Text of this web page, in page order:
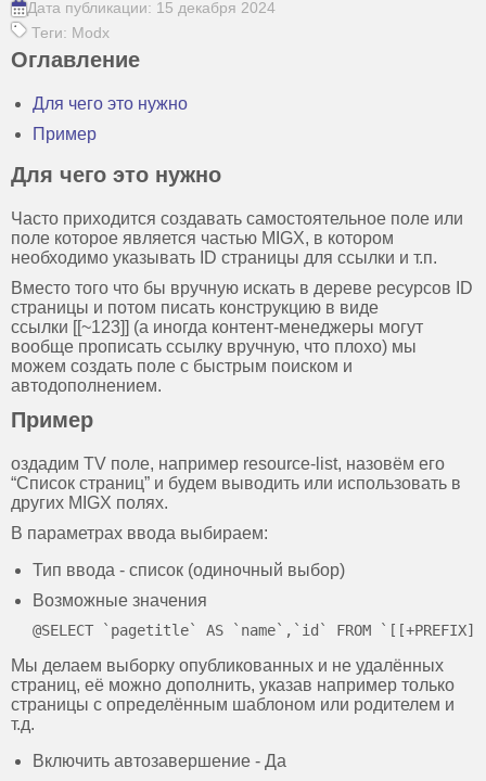
Дата публикации: 15 декабря 2024
Теги: Modx
Оглавление
Для чего это нужно
Пример
Для чего это нужно
Часто приходится создавать самостоятельное поле или
поле которое является частью MIGX, в котором
необходимо указывать ID страницы для ссылки и т.п.
Вместо того что бы вручную искать в дереве ресурсов ID
страницы и потом писать конструкцию в виде
ссылки [[~123]] (а иногда контент-менеджеры могут
вообще прописать ссылку вручную, что плохо) мы
можем создать поле с быстрым поиском и
автодополнением.
Пример
оздадим TV поле, например resource-list, назовём его
“Список страниц” и будем выводить или использовать в
других MIGX полях.
В параметрах ввода выбираем:
Тип ввода - список (одиночный выбор)
Возможные значения
Мы делаем выборку опубликованных и не удалённых
страниц, её можно дополнить, указав например только
страницы с определённым шаблоном или родителем и
т.д.
Включить автозавершение - Да